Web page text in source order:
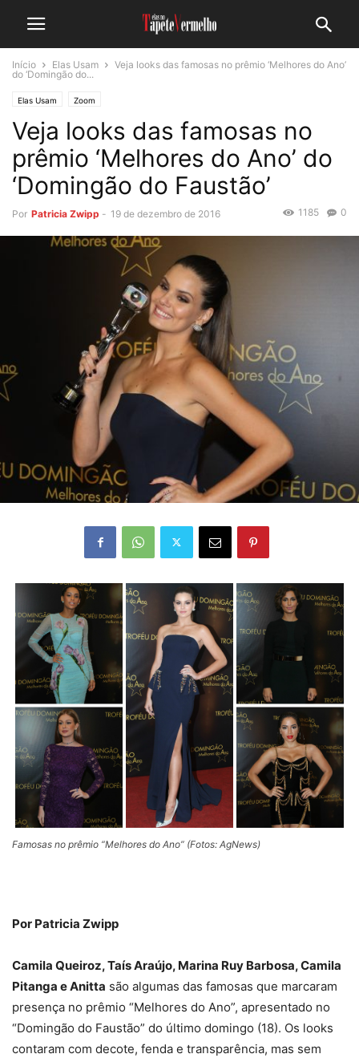
Início Elas Usam
Veja looks das famosas no prêmio ‘Melhores do Ano’
do ‘Domingão do...
Elas Usam Zoom
Veja looks das famosas no
prêmio ‘Melhores do Ano’ do
‘Domingão do Faustão’
Por Patricia Zwipp - 19 de dezembro de 2016 0
1185
Famosas no prêmio “Melhores do Ano” (Fotos: AgNews)
Por Patricia Zwipp
Camila Queiroz, Taís Araújo, Marina Ruy Barbosa, Camila
Pitanga e Anitta são algumas das famosas que marcaram
presença no prêmio “Melhores do Ano”, apresentado no
“Domingão do Faustão” do último domingo (18). Os looks
contaram com decote, fenda e transparência, mas sem